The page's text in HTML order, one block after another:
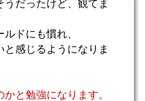
だったけど、観てま
ドにも慣れ、
と感じるようになりま
と勉強になります。